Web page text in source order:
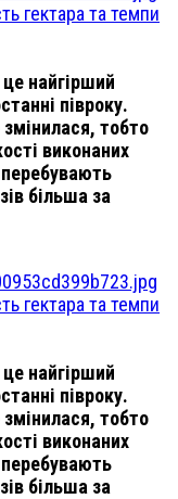
гектара та темпи
найгірший
півроку.
тобто
виконаних
перебувають
більша за
гектара та темпи
найгірший
півроку.
тобто
виконаних
перебувають
більша за